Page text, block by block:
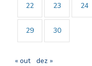
22 23 24
29 30
« out dez »